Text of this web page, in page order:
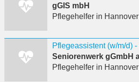
gGIS mbH
Pflegehelferin Hannover
Pflegehelferin Hannover